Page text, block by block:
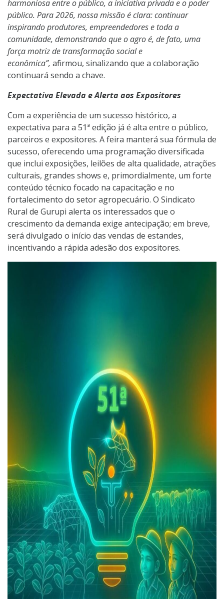
harmoniosa entre o público, a iniciativa privada e o poder
público. Para 2026, nossa missão é clara: continuar
inspirando produtores, empreendedores e toda a
comunidade, demonstrando que o agro é, de fato, uma
força motriz de transformação social e
econômica”, afirmou, sinalizando que a colaboração
continuará sendo a chave.
Expectativa Elevada e Alerta aos Expositores
Com a experiência de um sucesso histórico, a
expectativa para a 51ª edição já é alta entre o público,
parceiros e expositores. A feira manterá sua fórmula de
sucesso, oferecendo uma programação diversificada
que inclui exposições, leilões de alta qualidade, atrações
culturais, grandes shows e, primordialmente, um forte
conteúdo técnico focado na capacitação e no
fortalecimento do setor agropecuário. O Sindicato
Rural de Gurupi alerta os interessados que o
crescimento da demanda exige antecipação; em breve,
será divulgado o início das vendas de estandes,
incentivando a rápida adesão dos expositores.